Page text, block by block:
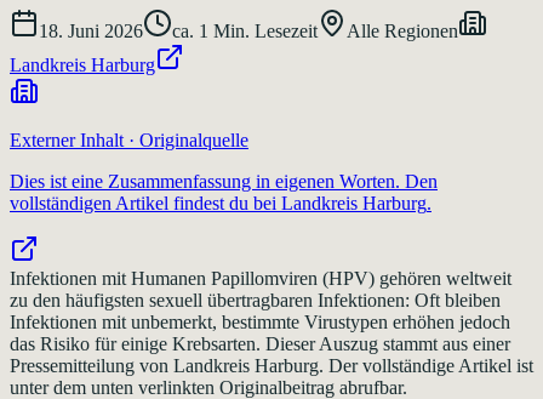
18. Juni 2026 ca. 1 Min. Lesezeit
Alle Regionen
Landkreis Harburg
Externer Inhalt · Originalquelle
Dies ist eine Zusammenfassung in eigenen Worten. Den
vollständigen Artikel findest du bei Landkreis Harburg.
Infektionen mit Humanen Papillomviren (HPV) gehören weltweit
zu den häufigsten sexuell übertragbaren Infektionen: Oft bleiben
Infektionen mit unbemerkt, bestimmte Virustypen erhöhen jedoch
das Risiko für einige Krebsarten. Dieser Auszug stammt aus einer
Pressemitteilung von Landkreis Harburg. Der vollständige Artikel ist
unter dem unten verlinkten Originalbeitrag abrufbar.